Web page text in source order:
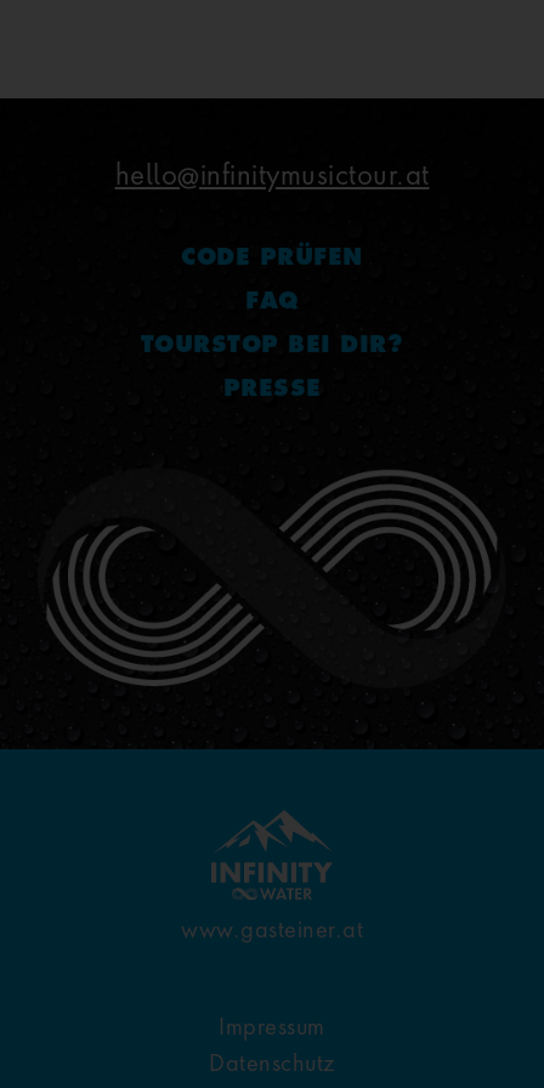
hello@infinitymusictour.at
CODE PRÜFEN
FAQ
TOURSTOP BEI DIR?
PRESSE
www.gasteiner.at
Impressum
Datenschutz